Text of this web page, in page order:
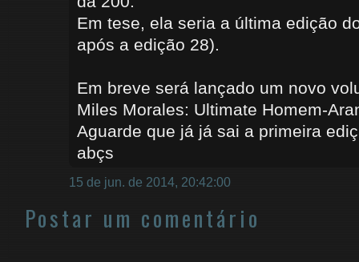
Em tese, ela seria a última edição
após a edição 28).
Em breve será lançado um novo
Miles Morales: Ultimate Homem-
Aguarde que já já sai a primeira
abçs
15 de jun. de 2014, 20:42:00
Postar um comentário